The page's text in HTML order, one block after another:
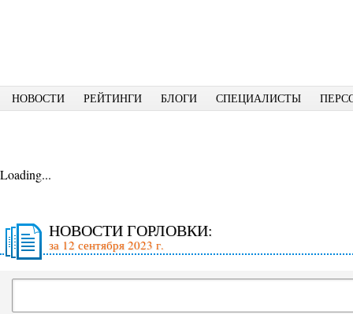
НОВОСТИ РЕЙТИНГИ БЛОГИ СПЕЦИАЛИСТЫ
Loading...
НОВОСТИ ГОРЛОВКИ:
за 12 сентября 2023 г.